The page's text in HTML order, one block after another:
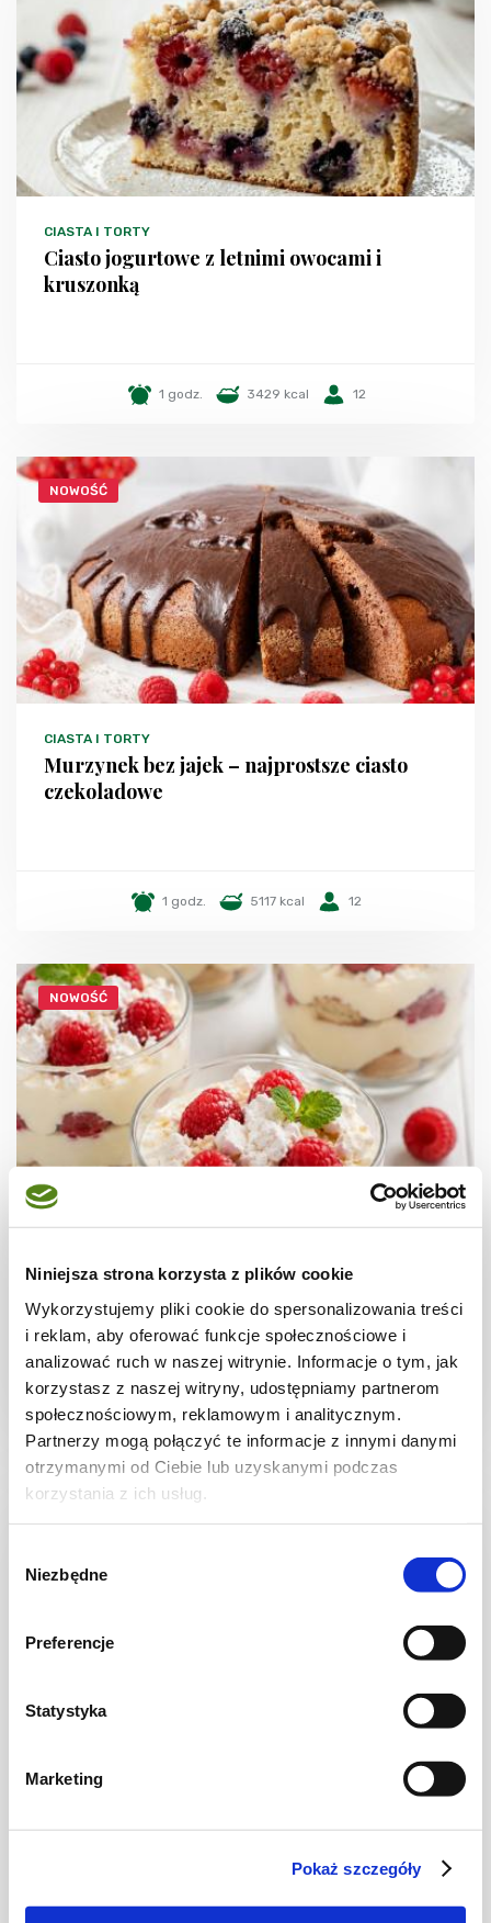
Niniejsza strona korzysta z plików cookie
Wykorzystujemy pliki cookie do spersonalizowania treści
i reklam, aby oferować funkcje społecznościowe i
analizować ruch w naszej witrynie. Informacje o tym, jak
korzystasz z naszej witryny, udostępniamy partnerom
społecznościowym, reklamowym i analitycznym.
Partnerzy mogą połączyć te informacje z innymi danymi
otrzymanymi od Ciebie lub uzyskanymi podczas
korzystania z ich usług.
zgody
Niezbędne
Preferencje
Statystyka
Marketing
Pokaż szczegóły
CIASTA I TORTY
Ciasto jogurtowe z letnimi owocami i
kruszonką
1 godz. 3429 kcal 12
NOWOŚĆ
CIASTA I TORTY
Murzynek bez jajek – najprostsze ciasto
czekoladowe
1 godz. 5117 kcal 12
NOWOŚĆ
Tiramisu "Białe"z malinami
2 godz. 3478 kcal 8
CIASTA I TORTY
miękkie i puszyste